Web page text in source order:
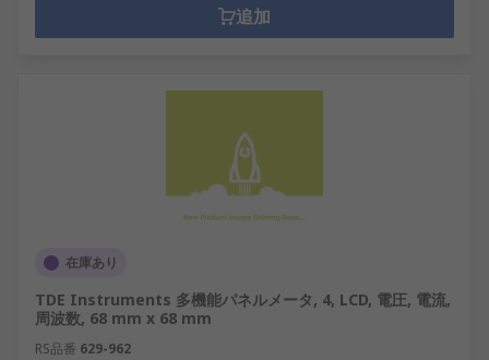
追加
在庫あり
TDE Instruments 多機能パネルメータ, 4, LCD, 電圧, 電流,
周波数, 68 mm x 68 mm
RS品番 629-962